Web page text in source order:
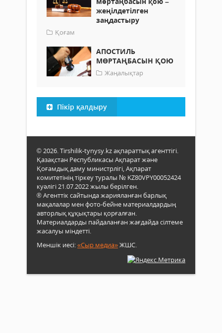
жеңілдетілген
заңдастыру
Қоғам
АПОСТИЛЬ
МӨРТАҢБАСЫН ҚОЮ
Жаңалықтар
Пікір қалдыру
© 2026. Tirshilik-tynysy.kz ақпараттық агенттігі.
Қазақстан Республикасы Ақпарат және
Қоғамдық даму министрлігі, Ақпарат
комитетінің тіркеу туралы № KZ80VPY00052424
куәлігі 21.07.2022 жылы берілген.
® Агенттік сайтында жарияланған барлық
мақалалар мен фото-бейне материалдардың
авторлық құқықтары қорғалған.
Материалдарды пайдаланған жағдайда сілтеме
жасалуы міндетті.
Меншік иесі:«Сыр медиа»ЖШС.